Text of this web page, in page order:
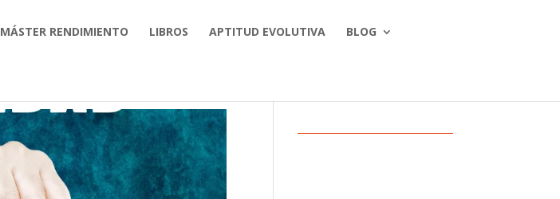
MÁSTER RENDIMIENTO LIBROS APTITUD EVOLUTIVA BLOG